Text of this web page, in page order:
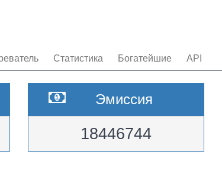
Статистика Богатейшие API
Эмиссия
18446744